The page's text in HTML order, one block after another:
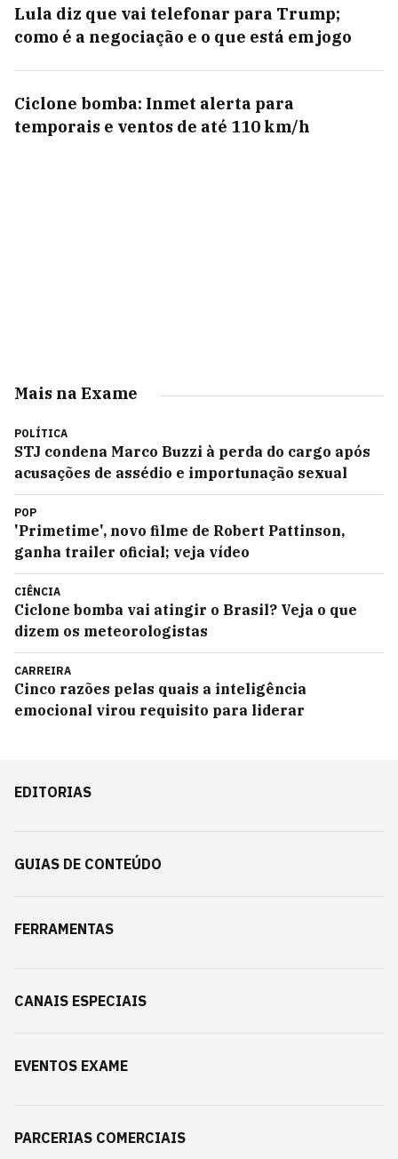
Lula diz que vai telefonar para Trump;
como é a negociação e o que está em jogo
Ciclone bomba: Inmet alerta para
temporais e ventos de até 110 km/h
Mais na Exame
POLÍTICA
STJ condena Marco Buzzi à perda do cargo após
acusações de assédio e importunação sexual
POP
'Primetime', novo filme de Robert Pattinson,
ganha trailer oficial; veja vídeo
CIÊNCIA
Ciclone bomba vai atingir o Brasil? Veja o que
dizem os meteorologistas
CARREIRA
Cinco razões pelas quais a inteligência
emocional virou requisito para liderar
EDITORIAS
GUIAS DE CONTEÚDO
FERRAMENTAS
CANAIS ESPECIAIS
EVENTOS EXAME
PARCERIAS COMERCIAIS